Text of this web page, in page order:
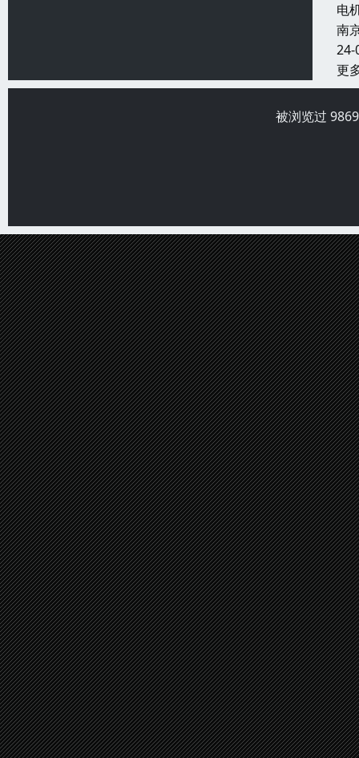
电
南
24-
更
被浏览过